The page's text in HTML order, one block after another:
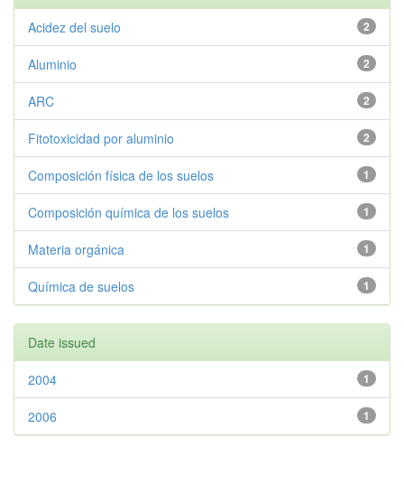
2
Acidez del suelo
2
Aluminio
2
ARC
2
Fitotoxicidad por aluminio
1
Composición física de los suelos
1
Composición química de los suelos
1
Materia orgánica
1
Química de suelos
Date issued
1
2004
1
2006